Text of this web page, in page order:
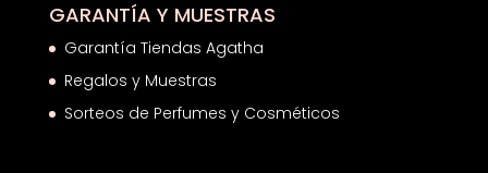
GARANTÍA Y MUESTRAS
Garantía Tiendas Agatha
Regalos y Muestras
Sorteos de Perfumes y Cosméticos